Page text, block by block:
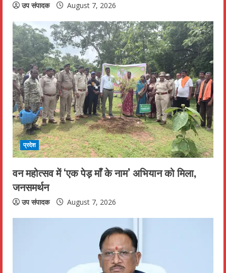
g
उप संपादक August 7, 2026
प्रदेश
वन महोत्सव में ‘एक पेड़ माँ के नाम’ अभियान को मिला,
जनसमर्थन
उप संपादक August 7, 2026